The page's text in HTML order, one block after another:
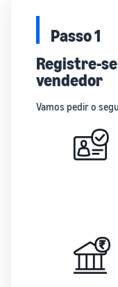
Passo 1
Registre-
vendedor
Vamos pedir o